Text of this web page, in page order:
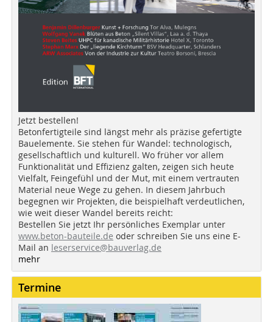
Jetzt bestellen!
Betonfertigteile sind längst mehr als präzise gefertigte
Bauelemente. Sie stehen für Wandel: technologisch,
gesellschaftlich und kulturell. Wo früher vor allem
Funktionalität und Effizienz galten, zeigen sich heute
Vielfalt, Feingefühl und der Mut, mit einem vertrauten
Material neue Wege zu gehen. In diesem Jahrbuch
begegnen wir Projekten, die beispielhaft verdeutlichen,
wie weit dieser Wandel bereits reicht:
Bestellen Sie jetzt Ihr persönliches Exemplar unter
www.beton-bauteile.de oder schreiben Sie uns eine E-
Mail an leserservice@bauverlag.de
mehr
Termine